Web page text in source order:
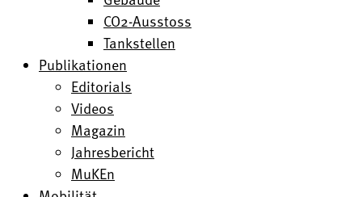
CO2-Ausstoss
Tankstellen
Publikationen
Editorials
Videos
Magazin
Jahresbericht
MuKEn